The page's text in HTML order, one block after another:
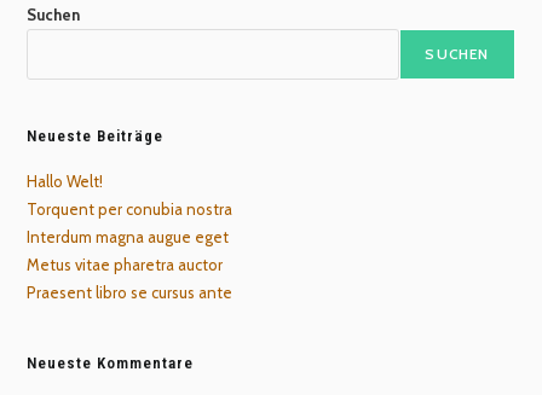
Suchen
SUCHEN
Neueste Beiträge
Hallo Welt!
Torquent per conubia nostra
Interdum magna augue eget
Metus vitae pharetra auctor
Praesent libro se cursus ante
Neueste Kommentare